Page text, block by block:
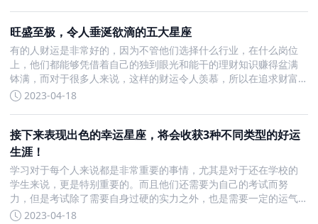
旺盛至极，令人垂涎欲滴的五大星座
有的人财运是非常好的，因为不管他们选择什么行业，在什么岗位
上，他们都能够凭借着自己的独到眼光和能干的理财知识赚得盆满
钵满，而对于很多人来说，这样的财运令人羡慕，所以在追求财富
的路上，人人都是平等的，今天来看一下5月什么星座不管做什么都
2023-04-18
接下来表现出色的幸运星座，将会收获3种不同类型的好运
生涯！
学习对于每个人来说都是非常重要的事情，尤其是对于还在学校的
学生来说，更是特别重要的。而且他们还需要为自己的考试而努
力，但是考试除了需要自身过硬的实力之外，也是需要一定的运气
的，在接下来一段时间内，有三大星座在考试方面运气爆棚，借此
2023-04-18